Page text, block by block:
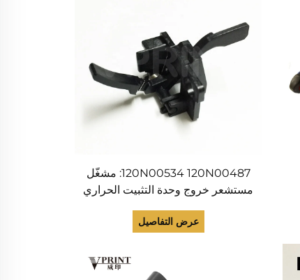
120N00534 120N00487: مشغّل
مستشعر خروج وحدة التثبيت الحراري
عرض التفاصيل